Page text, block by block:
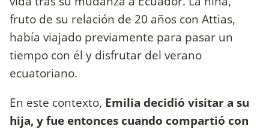
fruto de su relación de 20 años con Attias,
había viajado previamente para pasar un
tiempo con él y disfrutar del verano
ecuatoriano.
En este contexto, Emilia decidió visitar a su
hija, y fue entonces cuando compartió con